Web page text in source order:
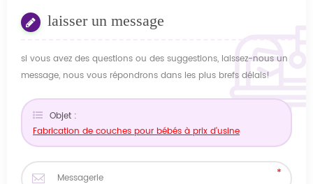
laisser un message
si vous avez des questions ou des suggestions, laissez-nous un
message, nous vous répondrons dans les plus brefs délais!
Objet :
Fabrication de couches pour bébés à prix d'usine